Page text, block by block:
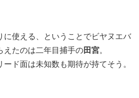
に使える、ということでビヤヌエバ
えたのは二年目捕手の田宮。
ド面は未知数も期待が持てそう。